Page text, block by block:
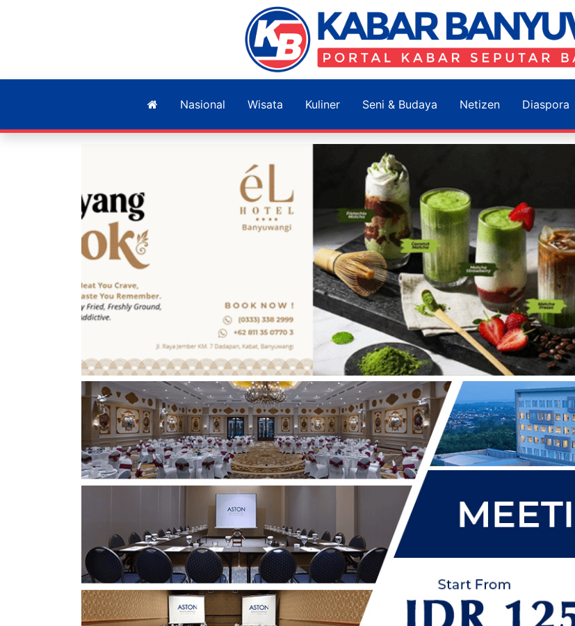
Nasional Wisata Kuliner Seni & Budaya Netizen Diaspora